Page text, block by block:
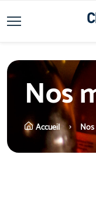
Nos
Accueil